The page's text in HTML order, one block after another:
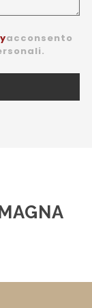
acconsento